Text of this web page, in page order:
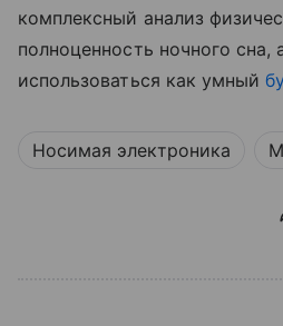
комплексный анализ
полноценность ночного
использоваться как умный
Носимая электроника